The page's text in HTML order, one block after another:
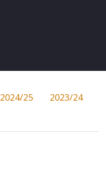
2024/25
2023/24